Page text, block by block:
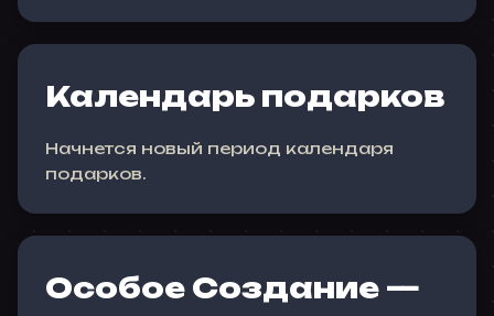
Календарь подарков
Начнется новый период календаря
подарков.
Особое Создание —